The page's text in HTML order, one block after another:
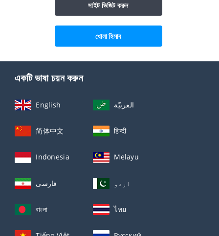
সাইট ভিজিট করুন
খোলা হিসাব
একটি ভাষা চয়ন করুন
English العربيّة
简体中文 हिन्दी
Indonesia Melayu
فارسی اردو
বাংলা ไทย